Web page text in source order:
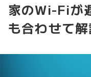
家のWi-Fiが
も合わせて解